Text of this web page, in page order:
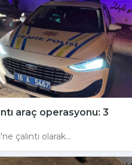
araç operasyonu: 3
çalıntı olarak...